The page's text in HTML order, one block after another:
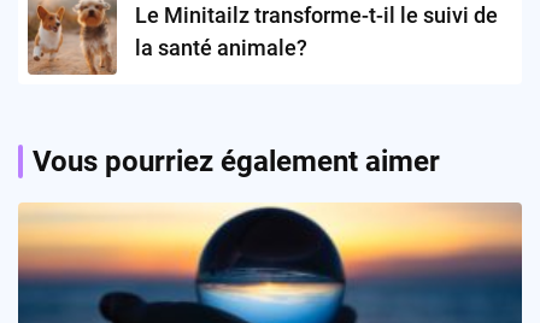
Le Minitailz transforme-t-il le suivi de
la santé animale?
Vous pourriez également aimer